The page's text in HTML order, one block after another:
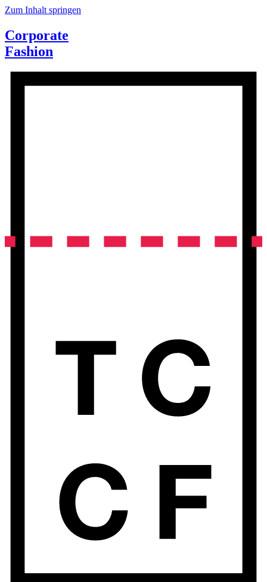
Zum Inhalt springen
Corporate
Fashion